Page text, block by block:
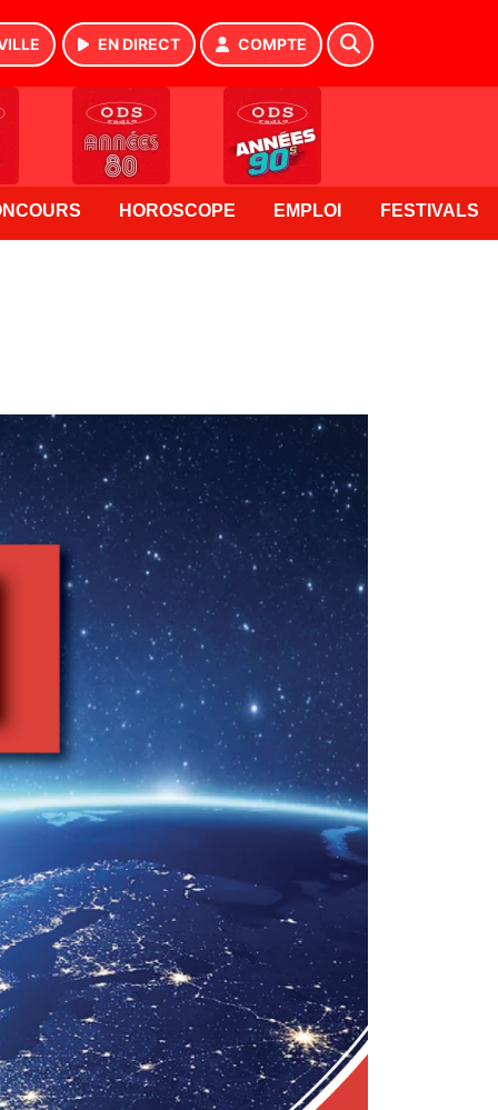
EN DIRECT COMPTE
HOROSCOPE EMPLOI FESTIVALS